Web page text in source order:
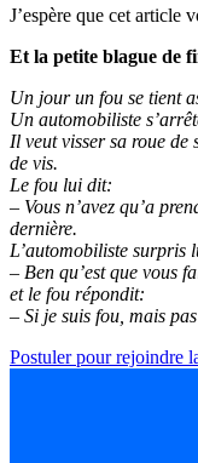
J’espère que cet article
Et la petite blague de
Un jour un fou se tient
Un automobiliste
Il veut visser sa roue de
de vis.
Le fou lui dit:
– Vous n’avez qu’a
dernière.
L’automobiliste surpris
– Ben qu’est que vous
et le fou répondit:
– Si je suis fou, mais
Postuler pour rejoindre
communauté UMento !